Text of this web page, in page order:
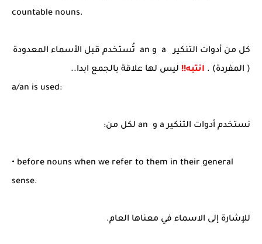
countable nouns.
كل من أدوات التنكير a و an تُستخدم قبل الأسماء المعدودة
( المفردة) . انتبه!! ليس لها علاقة بالجمع ابدا..
a/an is used:
نستخدم أدوات التنكير a و an لكل من:
• before nouns when we refer to them in their general
sense.
للإشارة إلى الاسماء في معناها العام.